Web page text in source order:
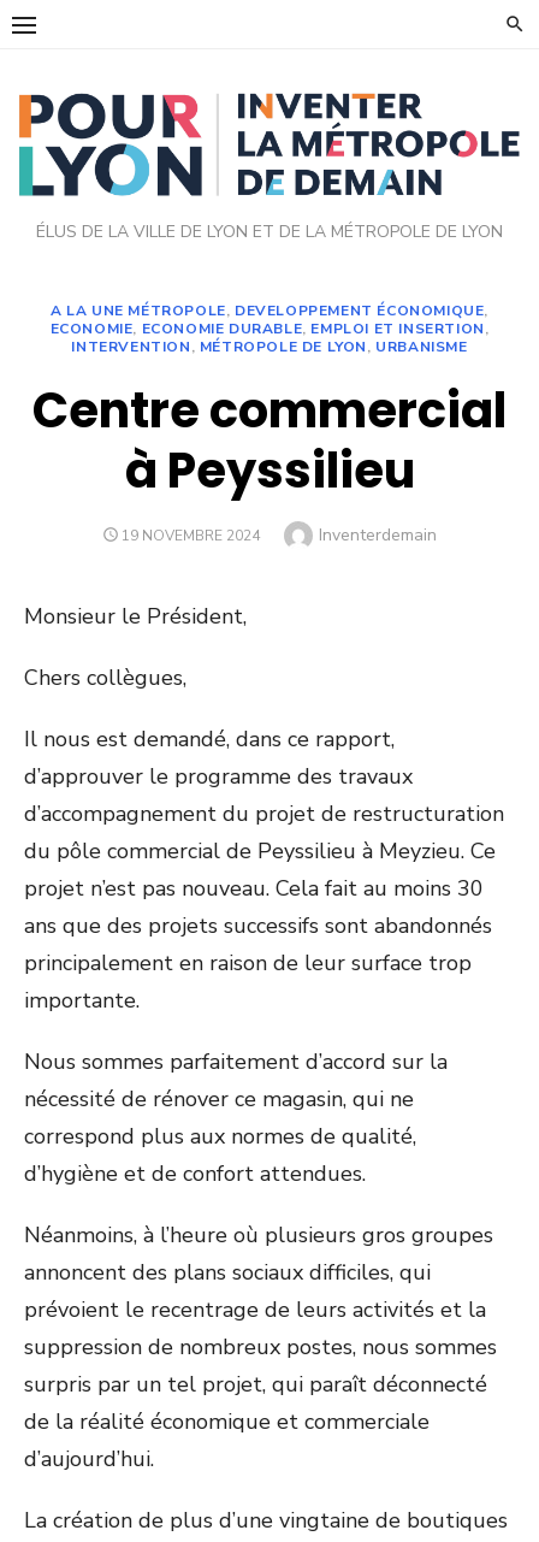
Skip
ÉLUS DE LA VILLE DE LYON ET DE LA MÉTROPOLE DE LYON
A LA UNE MÉTROPOLE, DEVELOPPEMENT ÉCONOMIQUE,
ECONOMIE, ECONOMIE DURABLE, EMPLOI ET INSERTION,
INTERVENTION, MÉTROPOLE DE LYON, URBANISME
Centre commercial
à Peyssilieu
POSTED
19 NOVEMBRE 2024 Author
Inventerdemain
Monsieur le Président,
Chers collègues,
Il nous est demandé, dans ce rapport,
d’approuver le programme des travaux
d’accompagnement du projet de restructuration
du pôle commercial de Peyssilieu à Meyzieu. Ce
projet n’est pas nouveau. Cela fait au moins 30
ans que des projets successifs sont abandonnés
principalement en raison de leur surface trop
importante.
Nous sommes parfaitement d’accord sur la
nécessité de rénover ce magasin, qui ne
correspond plus aux normes de qualité,
d’hygiène et de confort attendues.
Néanmoins, à l’heure où plusieurs gros groupes
annoncent des plans sociaux difficiles, qui
prévoient le recentrage de leurs activités et la
suppression de nombreux postes, nous sommes
surpris par un tel projet, qui paraît déconnecté
de la réalité économique et commerciale
d’aujourd’hui.
La création de plus d’une vingtaine de boutiques